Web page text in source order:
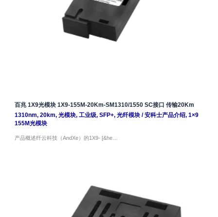
百兆 1X9光模块 1X9-155M-20Km-SM1310/1550 SC接口 传输20Km
1310nm, 20km, 光模块, 工业级, SFP+, 光纤模块/安科士产品介绍, 1×9
155M光模块
产品概述纤云科技（AndXe）的1X9- [&he…